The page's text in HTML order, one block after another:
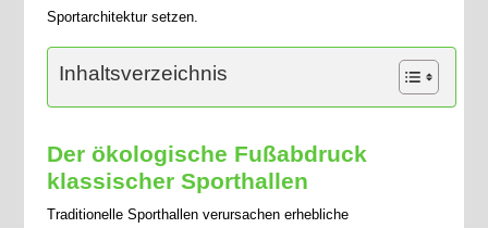
Sportarchitektur setzen.
Inhaltsverzeichnis
Der ökologische Fußabdruck
klassischer Sporthallen
Traditionelle Sporthallen verursachen erhebliche